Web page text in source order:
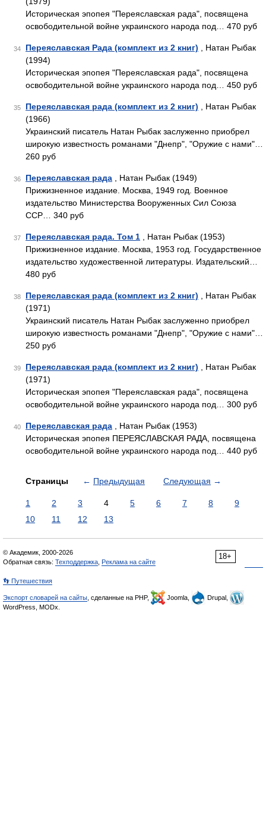
Историческая эпопея "Переяславская рада", посвящена
освободительной войне украинского народа под… 470 руб
34 Переяславская Рада (комплект из 2 книг) , Натан Рыбак
(1994)
Историческая эпопея "Переяславская рада", посвящена
освободительной войне украинского народа под… 450 руб
35 Переяславская рада (комплект из 2 книг) , Натан Рыбак
(1966)
Украинский писатель Натан Рыбак заслуженно приобрел
широкую известность романами "Днепр", "Оружие с нами"…
260 руб
36 Переяславская рада , Натан Рыбак (1949)
Прижизненное издание. Москва, 1949 год. Военное
издательство Министерства Вооруженных Сил Союза
ССР… 340 руб
37 Переяславская рада. Том 1 , Натан Рыбак (1953)
Прижизненное издание. Москва, 1953 год. Государственное
издательство художественной литературы. Издательский…
480 руб
38 Переяславская рада (комплект из 2 книг) , Натан Рыбак
(1971)
Украинский писатель Натан Рыбак заслуженно приобрел
широкую известность романами "Днепр", "Оружие с нами"…
250 руб
39 Переяславская рада (комплект из 2 книг) , Натан Рыбак
(1971)
Историческая эпопея "Переяславская рада", посвящена
освободительной войне украинского народа под… 300 руб
40 Переяславская рада , Натан Рыбак (1953)
Историческая эпопея ПЕРЕЯСЛАВСКАЯ РАДА, посвящена
освободительной войне украинского народа под… 440 руб
Страницы ← Предыдущая Следующая →
1 2 3 4 5 6 7 8
9
10
11 12 13
18+
© Академик, 2000-2026
Обратная связь: Техподдержка Реклама на сайте
👣 Путешествия
Экспорт словарей на сайты , сделанные на PHP, Joomla,
Drupal,
WordPress, MODx.